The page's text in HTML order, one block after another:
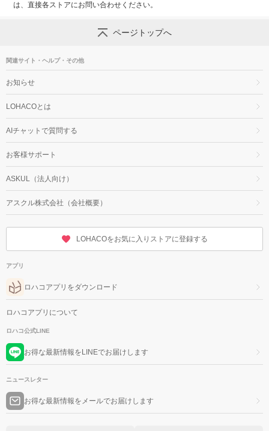
は、直接各ストアにお問い合わせください。
ページトップへ
関連サイト・ヘルプ・その他
お知らせ
LOHACOとは
AIチャットで質問する
お客様サポート
ASKUL（法人向け）
アスクル株式会社（会社概要）
LOHACOをお気に入りストアに登録する
アプリ
ロハコアプリをダウンロード
ロハコアプリについて
ロハコ公式LINE
お得な最新情報をLINEでお届けします
ニュースレター
お得な最新情報をメールでお届けします